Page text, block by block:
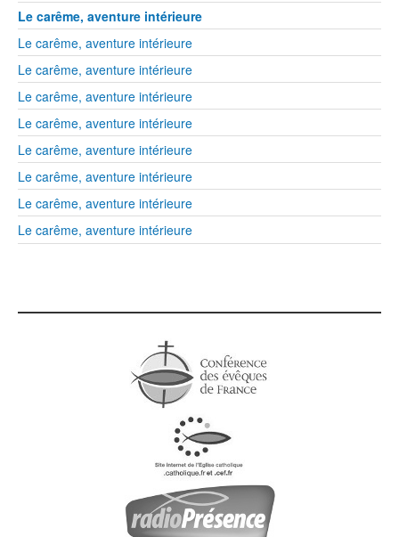
Le carême, aventure intérieure
Le carême, aventure intérieure
Le carême, aventure intérieure
Le carême, aventure intérieure
Le carême, aventure intérieure
Le carême, aventure intérieure
Le carême, aventure intérieure
Le carême, aventure intérieure
Le carême, aventure intérieure